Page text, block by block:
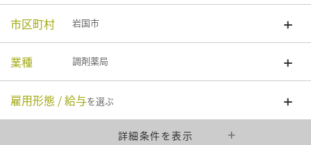
市区町村 岩国市
業種 調剤薬局
雇用形態 / 給与を選ぶ
詳細条件を表示